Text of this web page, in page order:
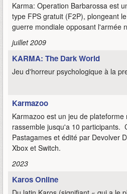
Karma: Operation Barbarossa est
type FPS gratuit (F2P), plongeant
guerre mondiale opposant l'armée
juillet 2009
KARMA: The Dark World
Jeu d'horreur psychologique à la
Karmazoo
Karmazoo est un jeu de
rassemble jusqu'a 10 participants.
Pastagames et édité par Devolver
Xbox et Switch.
2023
Karos Online